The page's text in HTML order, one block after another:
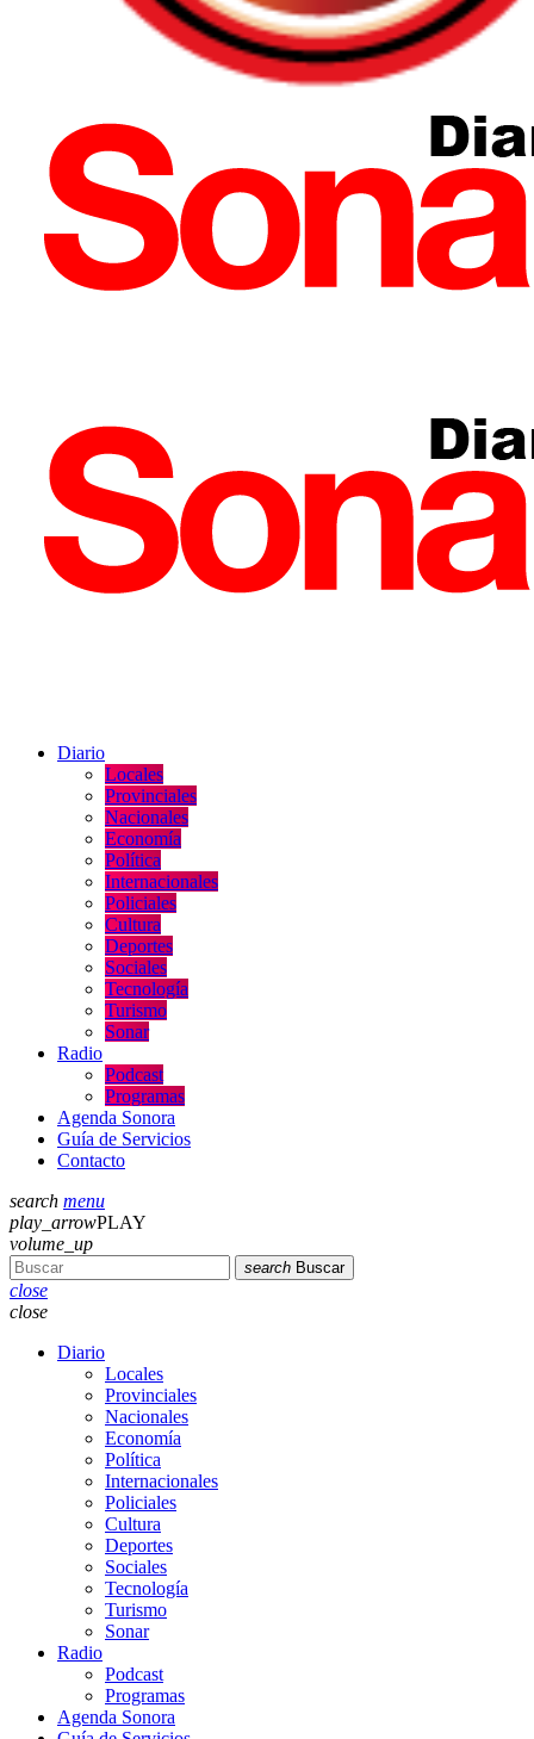
Diario
Locales
Provinciales
Nacionales
Economía
Política
Internacionales
Policiales
Cultura
Deportes
Sociales
Tecnología
Turismo
Sonar
Radio
Podcast
Programas
Agenda Sonora
Guía de Servicios
Contacto
search menu
play_arrowPLAY
volume_up
search Buscar
close
close
Diario
Locales
Provinciales
Nacionales
Economía
Política
Internacionales
Policiales
Cultura
Deportes
Sociales
Tecnología
Turismo
Sonar
Radio
Podcast
Programas
Agenda Sonora